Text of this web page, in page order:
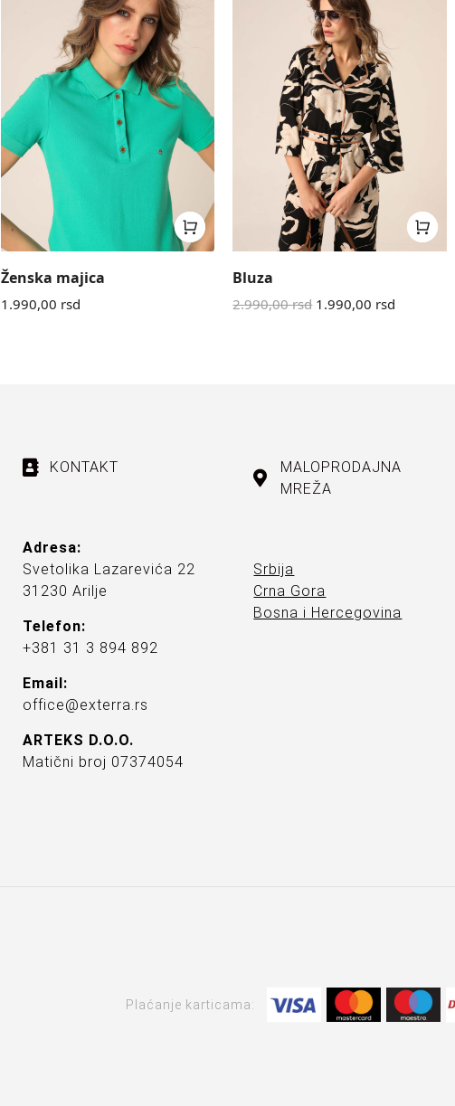
Ženska majica
1.990,00 rsd
Bluza
2.990,00rsd 1.990,00 rsd
KONTAKT
Adresa:
Svetolika Lazarevića 22
31230 Arilje
Telefon:
+381 31 3 894 892
Email:
office@exterra.rs
ARTEKS D.O.O.
Matični broj 07374054
MALOPRODAJNA
MREŽA
Srbija
Crna Gora
Bosna i Hercegovina
Plaćanje karticama: